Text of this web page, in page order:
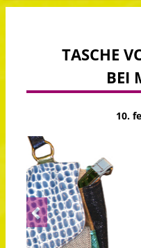
TASCHE
BEI
10.
Previous